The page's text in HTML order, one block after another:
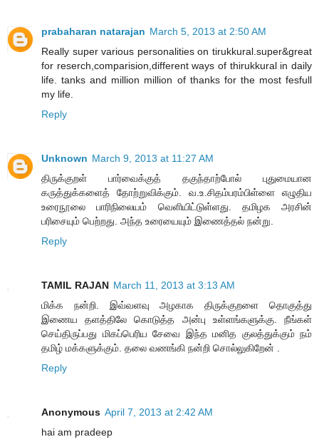
prabaharan natarajan March 5, 2013 at 2:50 AM
Really super various personalities on tirukkural.super&great
for reserch,comparision,different ways of thirukkural in daily
life. tanks and million million of thanks for the most fesfull
my life.
Reply
Unknown March 9, 2013 at 11:27 AM
திருக்குறள் பார்வைக்குத் தகுந்தாற்போல் புதுமையான
கருத்துக்களைத் தோற்றுவிக்கும். வ.உ.சிதம்பரம்பிள்ளை எழுதிய
உரைநூலை பாரிநிலையம் வெளியிட்டுள்ளது. தமிழக அரசின்
பரிசையும் பெற்றது. அந்த உரையையும் இணைத்தல் நன்று.
Reply
TAMIL RAJAN March 11, 2013 at 3:13 AM
மிக்க நன்றி. இவ்வளவு அழகாக திருக்குறளை தொகுத்து
இணைய தளத்திலே கொடுத்த அன்பு உள்ளங்களுக்கு. நீங்கள்
செய்திருப்பது மிகப்பெரிய சேவை இந்த மனித குலத்துக்கும் நம்
தமிழ் மக்களுக்கும். தலை வணங்கி நன்றி சொல்லுகிறேன் .
Reply
Anonymous April 7, 2013 at 2:42 AM
hai am pradeep